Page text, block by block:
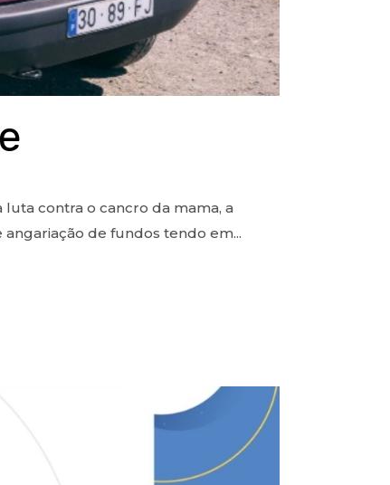
contra o cancro da mama, a
de fundos tendo em...